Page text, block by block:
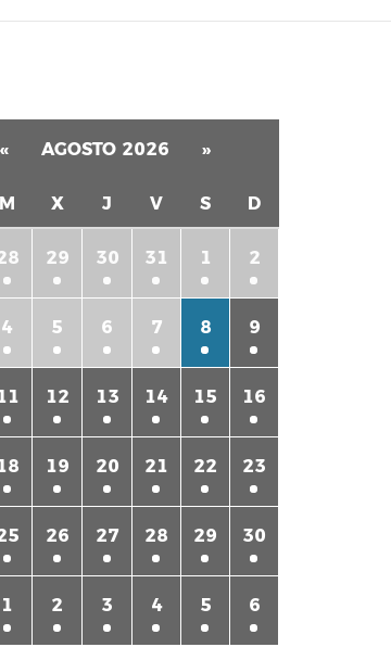
« AGOSTO 2026 »
M X J V S D
29 30 31 1 2
4 5 6 7 8 9
12 13 14 15 16
19 20 21 22 23
26 27 28 29 30
1 2 3 4 5 6